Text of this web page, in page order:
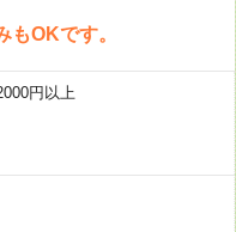
OKです。
円以上